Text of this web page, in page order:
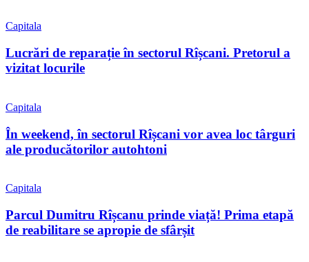
Capitala
Lucrări de reparație în sectorul Rîșcani. Pretorul a
vizitat locurile
Capitala
În weekend, în sectorul Rîșcani vor avea loc târguri
ale producătorilor autohtoni
Capitala
Parcul Dumitru Rîșcanu prinde viață! Prima etapă
de reabilitare se apropie de sfârșit